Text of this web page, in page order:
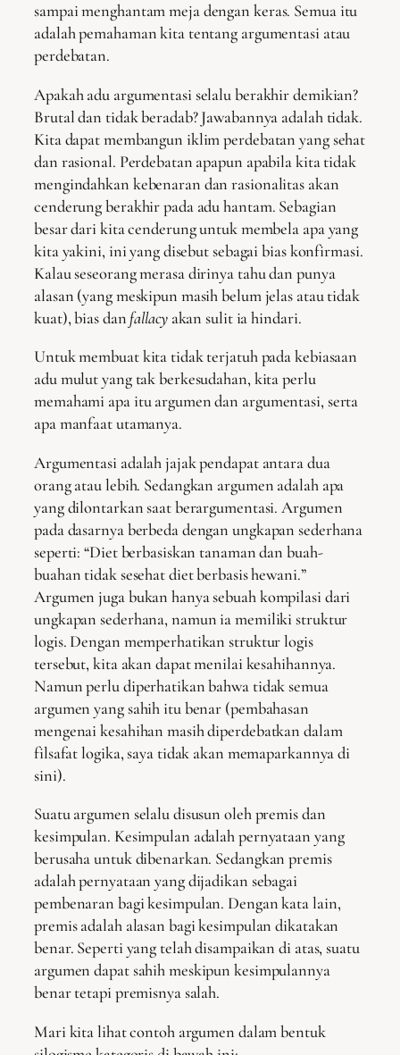
sampai menghantam meja dengan keras. Semua itu
adalah pemahaman kita tentang argumentasi atau
perdebatan.
Apakah adu argumentasi selalu berakhir demikian?
Brutal dan tidak beradab? Jawabannya adalah tidak.
Kita dapat membangun iklim perdebatan yang sehat
dan rasional. Perdebatan apapun apabila kita tidak
mengindahkan kebenaran dan rasionalitas akan
cenderung berakhir pada adu hantam. Sebagian
besar dari kita cenderung untuk membela apa yang
kita yakini, ini yang disebut sebagai bias konfirmasi.
Kalau seseorang merasa dirinya tahu dan punya
alasan (yang meskipun masih belum jelas atau tidak
kuat), bias dan fallacyakan sulit ia hindari.
Untuk membuat kita tidak terjatuh pada kebiasaan
adu mulut yang tak berkesudahan, kita perlu
memahami apa itu argumen dan argumentasi, serta
apa manfaat utamanya.
Argumentasi adalah jajak pendapat antara dua
orang atau lebih. Sedangkan argumen adalah apa
yang dilontarkan saat berargumentasi. Argumen
pada dasarnya berbeda dengan ungkapan sederhana
seperti: “Diet berbasiskan tanaman dan buah-
buahan tidak sesehat diet berbasis hewani.”
Argumen juga bukan hanya sebuah kompilasi dari
ungkapan sederhana, namun ia memiliki struktur
logis. Dengan memperhatikan struktur logis
tersebut, kita akan dapat menilai kesahihannya.
Namun perlu diperhatikan bahwa tidak semua
argumen yang sahih itu benar (pembahasan
mengenai kesahihan masih diperdebatkan dalam
filsafat logika, saya tidak akan memaparkannya di
sini).
Suatu argumen selalu disusun oleh premis dan
kesimpulan. Kesimpulan adalah pernyataan yang
berusaha untuk dibenarkan. Sedangkan premis
adalah pernyataan yang dijadikan sebagai
pembenaran bagi kesimpulan. Dengan kata lain,
premis adalah alasan bagi kesimpulan dikatakan
benar. Seperti yang telah disampaikan di atas, suatu
argumen dapat sahih meskipun kesimpulannya
benar tetapi premisnya salah.
Mari kita lihat contoh argumen dalam bentuk